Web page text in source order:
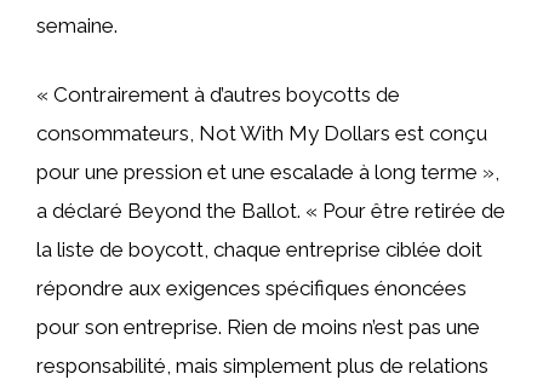
semaine.
« Contrairement à d’autres boycotts de
consommateurs, Not With My Dollars est conçu
pour une pression et une escalade à long terme »,
a déclaré Beyond the Ballot. « Pour être retirée de
la liste de boycott, chaque entreprise ciblée doit
répondre aux exigences spécifiques énoncées
pour son entreprise. Rien de moins n’est pas une
responsabilité, mais simplement plus de relations